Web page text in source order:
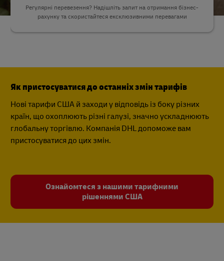
Регулярні перевезення? Надішліть запит на отримання бізнес-
рахунку та скористайтеся ексклюзивними перевагами
Як пристосуватися до останніх змін тарифів
Нові тарифи США й заходи у відповідь із боку різних
країн, що охоплюють різні галузі, значно ускладнюють
глобальну торгівлю. Компанія DHL допоможе вам
пристосуватися до цих змін.
Ознайомтеся з нашими тарифними
рішеннями США